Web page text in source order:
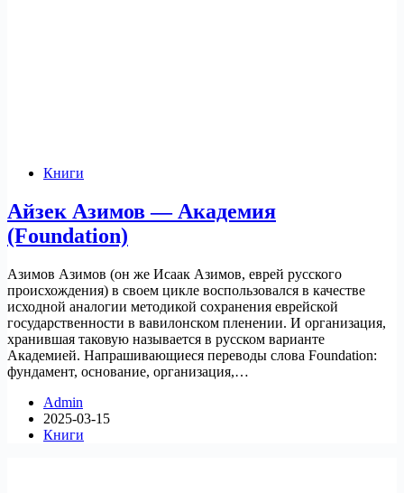
Книги
Айзек Азимов — Академия
(Foundation)
Азимов Азимов (он же Исаак Азимов, еврей русского
происхождения) в своем цикле воспользовался в качестве
исходной аналогии методикой сохранения еврейской
государственности в вавилонском пленении. И организация,
хранившая таковую называется в русском варианте
Академией. Напрашивающиеся переводы слова Foundation:
фундамент, основание, организация,…
Admin
2025-03-15
Книги